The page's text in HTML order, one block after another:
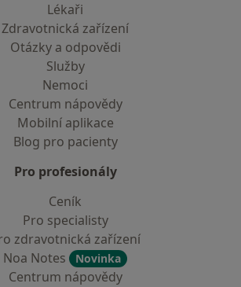
Lékaři
Zdravotnická zařízení
Otázky a odpovědi
Služby
Nemoci
Centrum nápovědy
Mobilní aplikace
Blog pro pacienty
Pro profesionály
Ceník
Pro specialisty
zdravotnická zařízení
Noa Notes
Novinka
Centrum nápovědy